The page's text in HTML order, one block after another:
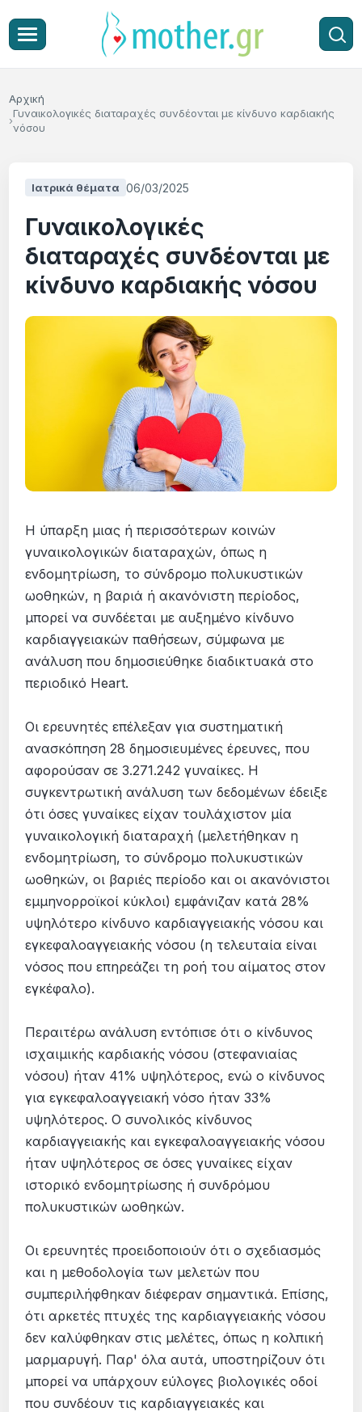
Αρχική
Γυναικολογικές διαταραχές συνδέονται με κίνδυνο καρδιακής
νόσου
Ιατρικά θέματα 06/03/2025
Γυναικολογικές
διαταραχές συνδέονται με
κίνδυνο καρδιακής νόσου
Η ύπαρξη μιας ή περισσότερων κοινών
γυναικολογικών διαταραχών, όπως η
ενδομητρίωση, το σύνδρομο πολυκυστικών
ωοθηκών, η βαριά ή ακανόνιστη περίοδος,
μπορεί να συνδέεται με αυξημένο κίνδυνο
καρδιαγγειακών παθήσεων, σύμφωνα με
ανάλυση που δημοσιεύθηκε διαδικτυακά στο
περιοδικό Heart.
Οι ερευνητές επέλεξαν για συστηματική
ανασκόπηση 28 δημοσιευμένες έρευνες, που
αφορούσαν σε 3.271.242 γυναίκες. Η
συγκεντρωτική ανάλυση των δεδομένων έδειξε
ότι όσες γυναίκες είχαν τουλάχιστον μία
γυναικολογική διαταραχή (μελετήθηκαν η
ενδομητρίωση, το σύνδρομο πολυκυστικών
ωοθηκών, οι βαριές περίοδο και οι ακανόνιστοι
εμμηνορροϊκοί κύκλοι) εμφάνιζαν κατά 28%
υψηλότερο κίνδυνο καρδιαγγειακής νόσου και
εγκεφαλοαγγειακής νόσου (η τελευταία είναι
νόσος που επηρεάζει τη ροή του αίματος στον
εγκέφαλο).
Περαιτέρω ανάλυση εντόπισε ότι ο κίνδυνος
ισχαιμικής καρδιακής νόσου (στεφανιαίας
νόσου) ήταν 41% υψηλότερος, ενώ ο κίνδυνος
για εγκεφαλοαγγειακή νόσο ήταν 33%
υψηλότερος. Ο συνολικός κίνδυνος
καρδιαγγειακής και εγκεφαλοαγγειακής νόσου
ήταν υψηλότερος σε όσες γυναίκες είχαν
ιστορικό ενδομητρίωσης ή συνδρόμου
πολυκυστικών ωοθηκών.
Οι ερευνητές προειδοποιούν ότι ο σχεδιασμός
και η μεθοδολογία των μελετών που
συμπεριλήφθηκαν διέφεραν σημαντικά. Επίσης,
ότι αρκετές πτυχές της καρδιαγγειακής νόσου
δεν καλύφθηκαν στις μελέτες, όπως η κολπική
μαρμαρυγή. Παρ' όλα αυτά, υποστηρίζουν ότι
μπορεί να υπάρχουν εύλογες βιολογικές οδοί
που συνδέουν τις καρδιαγγειακές και